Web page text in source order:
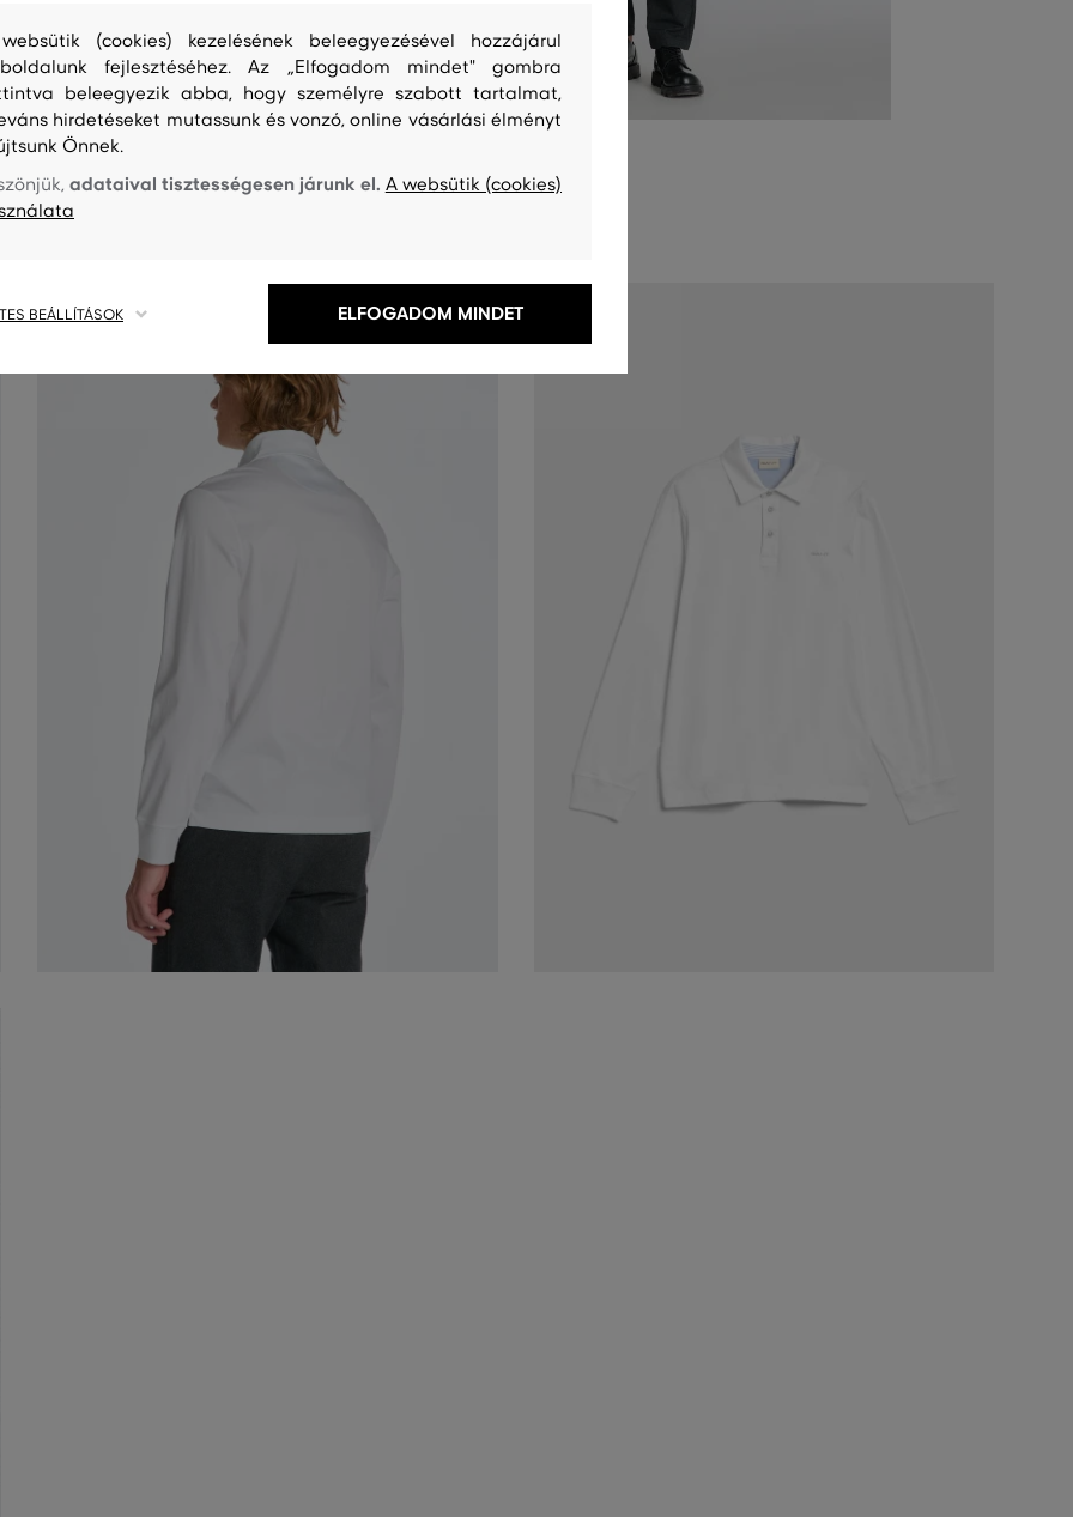
TISZTÍTÁS
(cookies) kezelésének beleegyezésével hozzájárul
fejlesztéséhez. Az „Elfogadom mindet" gombra
beleegyezik abba, hogy személyre szabott tartalmat,
hirdetéseket mutassunk és vonzó, online vásárlási élményt
Önnek.
adataival tisztességesen járunk el. A websütik (cookies)
BEÁLLÍTÁSOK ELFOGADOM MINDET